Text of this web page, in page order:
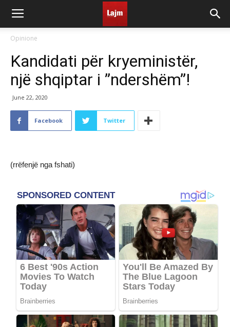
Opinione
Kandidati për kryeministër,
një shqiptar i ”ndershëm”!
June 22, 2020
Facebook Twitter
(rrëfenjë nga fshati)